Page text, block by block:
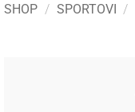
SHOP / SPORTOVI /